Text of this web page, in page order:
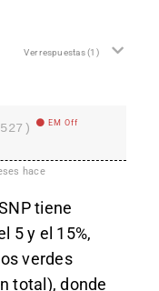
Ver respuestas(1)
EM Off
hace
tiene
5 y el 15%,
verdes
total), donde